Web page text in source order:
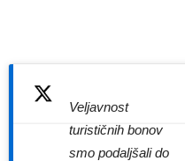
Veljavnost
turističnih bonov
smo podaljšali do